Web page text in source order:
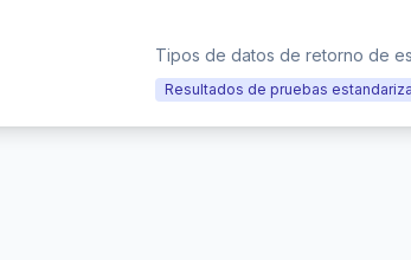
Tipos de datos de retorno de
Resultados de pruebas